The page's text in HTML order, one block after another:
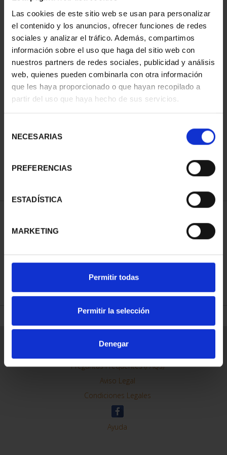
Las cookies de este sitio web se usan para personalizar
el contenido y los anuncios, ofrecer funciones de redes
sociales y analizar el tráfico. Además, compartimos
información sobre el uso que haga del sitio web con
nuestros partners de redes sociales, publicidad y análisis
web, quienes pueden combinarla con otra información
que les haya proporcionado o que hayan recopilado a
partir del uso que haya hecho de sus servicios.
NECESARIAS
PREFERENCIAS
ESTADÍSTICA
MARKETING
Permitir todas
Permitir la selección
Denegar
PATRIMONIO
NACIONAL II - PALACIO
73,00 €
CIUDADES PATRIMONIO
- ALCALÁ DE HENARES
REFINAR
Información General
Contacto
Preguntas Frequentes (FAQs)
Aviso Legal
Condiciones Legales
Ayuda